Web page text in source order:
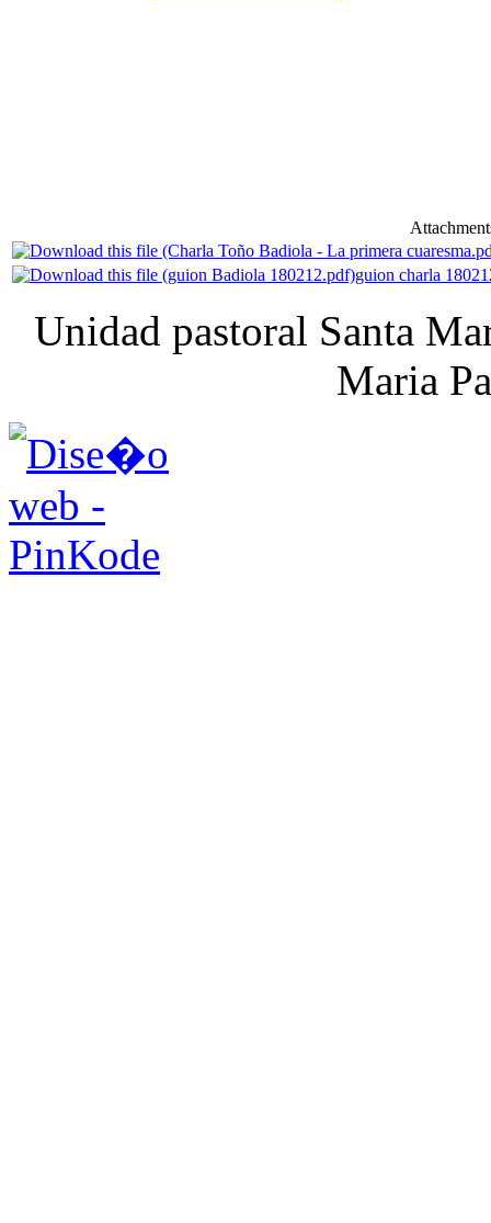
guion charla
Unidad pastoral Santa
Maria